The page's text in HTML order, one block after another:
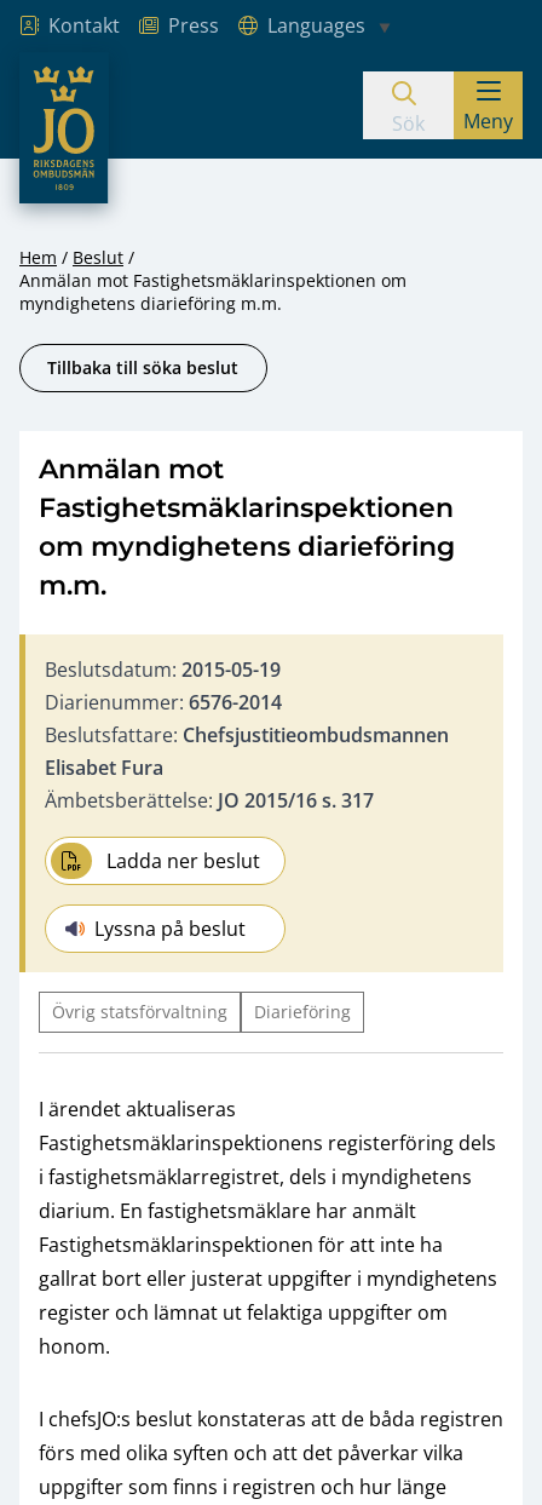
Hoppa till innehåll
Kontakt Press
Languages
JO – Riksdagens Ombudsmän
Sök Meny
Hem
Beslut
Anmälan mot Fastighetsmäklarinspektionen om
myndighetens diarieföring m.m.
Tillbaka till söka beslut
Anmälan mot
Fastighetsmäklarinspektionen
om myndighetens diarieföring
m.m.
Beslutsdatum: 2015-05-19
Diarienummer: 6576-2014
Beslutsfattare: Chefsjustitieombudsmannen
Elisabet Fura
Ämbetsberättelse: JO 2015/16 s. 317
Ladda ner beslut
Lyssna på beslut
Övrig statsförvaltning Diarieföring
I ärendet aktualiseras
Fastighetsmäklarinspektionens registerföring dels
i fastighetsmäklarregistret, dels i myndighetens
diarium. En fastighetsmäklare har anmält
Fastighetsmäklarinspektionen för att inte ha
gallrat bort eller justerat uppgifter i myndighetens
register och lämnat ut felaktiga uppgifter om
honom.
I chefsJO:s beslut konstateras att de båda registren
förs med olika syften och att det påverkar vilka
uppgifter som finns i registren och hur länge